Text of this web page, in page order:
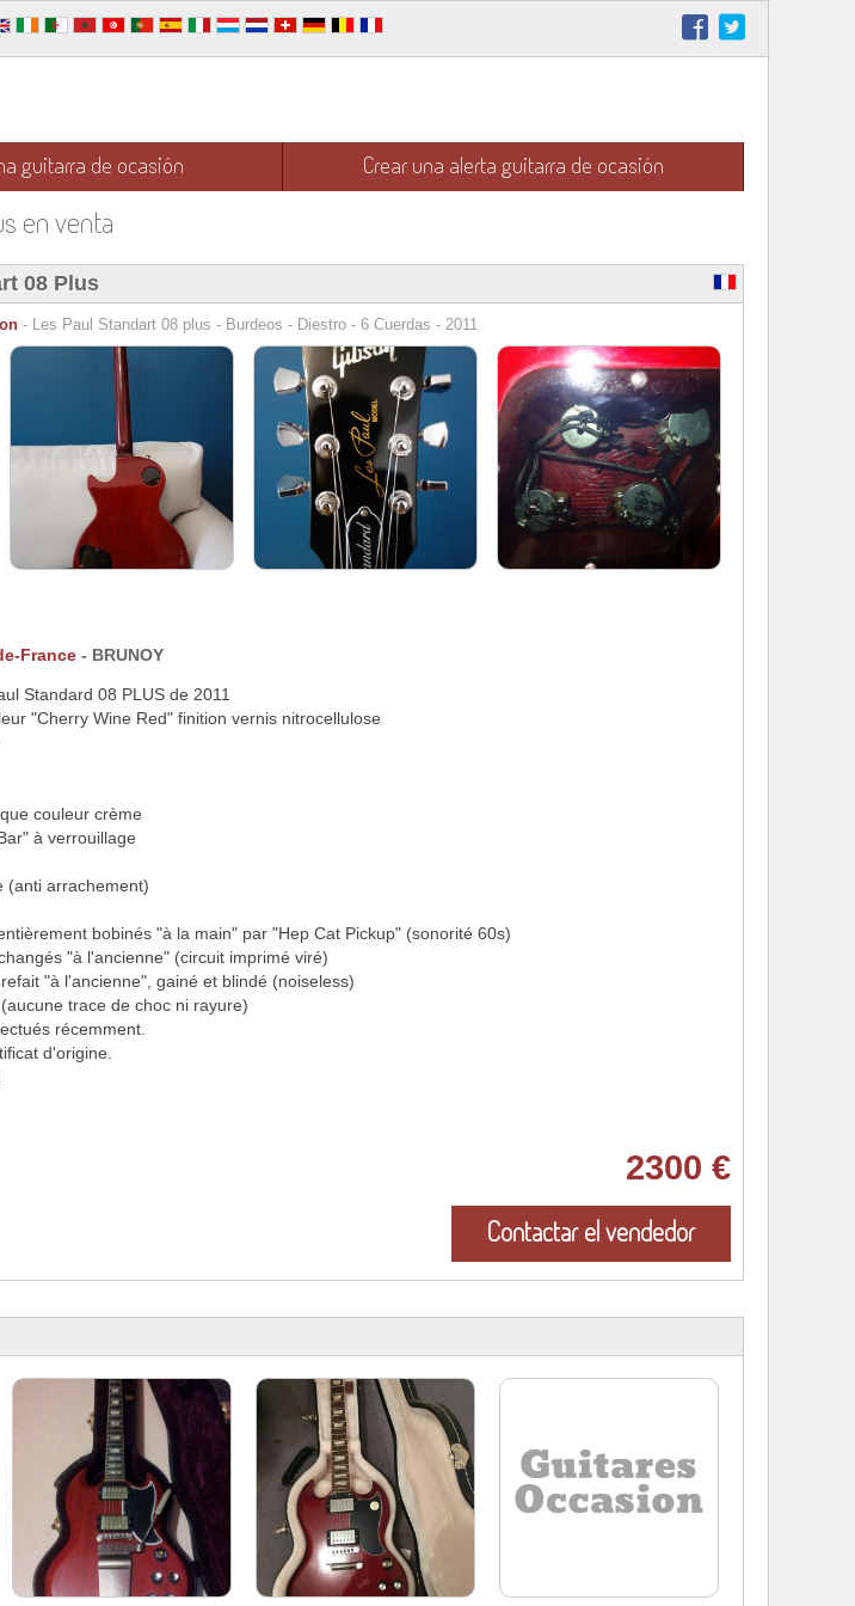
guitarra de ocasión Crear una alerta guitarra de ocasión
en venta
08 Plus
- Les Paul Standart 08 plus - Burdeos - Diestro - 6 Cuerdas - 2011
France - BRUNOY
Standard 08 PLUS de 2011
"Cherry Wine Red" finition vernis nitrocellulose
couleur crème
à verrouillage
(anti arrachement)
bobinés "à la main" par "Hep Cat Pickup" (sonorité 60s)
"à l'ancienne" (circuit imprimé viré)
"à l'ancienne", gainé et blindé (noiseless)
trace de choc ni rayure)
récemment.
d'origine.
2300 €
Contactar el vendedor